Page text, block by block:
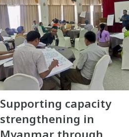
Supporting capacity
strengthening in